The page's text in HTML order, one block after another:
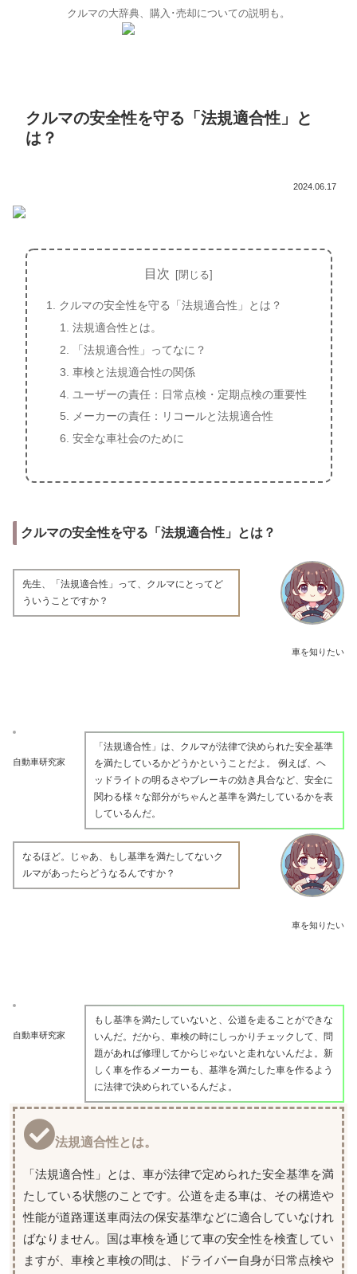
クルマの大辞典、購入･売却についての説明も。
クルマの安全性を守る「法規適合性」と
は？
2024.06.17
目次
クルマの安全性を守る「法規適合性」とは？
法規適合性とは。
「法規適合性」ってなに？
車検と法規適合性の関係
ユーザーの責任：日常点検・定期点検の重要性
メーカーの責任：リコールと法規適合性
安全な車社会のために
クルマの安全性を守る「法規適合性」とは？
車を知りたい
先生、「法規適合性」って、クルマにとってど
ういうことですか？
自動車研究家
「法規適合性」は、クルマが法律で決められた安全基準
を満たしているかどうかということだよ。 例えば、ヘ
ッドライトの明るさやブレーキの効き具合など、安全に
関わる様々な部分がちゃんと基準を満たしているかを表
しているんだ。
車を知りたい
なるほど。じゃあ、もし基準を満たしてないク
ルマがあったらどうなるんですか？
自動車研究家
もし基準を満たしていないと、公道を走ることができな
いんだ。だから、車検の時にしっかりチェックして、問
題があれば修理してからじゃないと走れないんだよ。新
しく車を作るメーカーも、基準を満たした車を作るよう
に法律で決められているんだよ。
法規適合性とは。
「法規適合性」とは、車が法律で定められた安全基準を満
たしている状態のことです。公道を走る車は、その構造や
性能が道路運送車両法の保安基準などに適合していなけれ
ばなりません。国は車検を通じて車の安全性を検査してい
ますが、車検と車検の間は、ドライバー自身が日常点検や